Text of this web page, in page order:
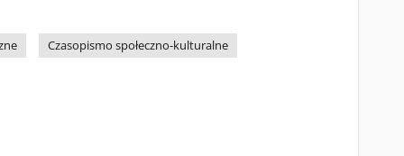
Czasopismo społeczno-kulturalne